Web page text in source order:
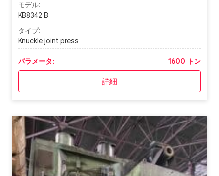
モデル:
KB8342 B
タイプ:
Knuckle joint press
パラメータ: 1600 トン
詳細